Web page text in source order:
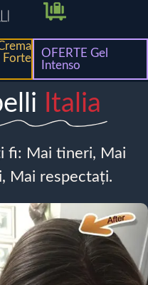
Forte
OFERTE Gel
Intenso
Italia
fi: Mai tineri, Mai
Mai respectați.